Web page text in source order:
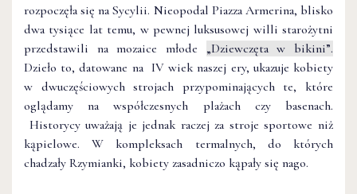
rozpoczęła się na Sycylii. Nieopodal Piazza Armerina, blisko
dwa tysiące lat temu, w pewnej luksusowej willi starożytni
przedstawili na mozaice młode „Dziewczęta w bikini”.
Dzieło to, datowane na IV wiek naszej ery, ukazuje kobiety
w dwuczęściowych strojach przypominających te, które
oglądamy na współczesnych plażach czy basenach.
Historycy uważają je jednak raczej za stroje sportowe niż
kąpielowe. W kompleksach termalnych, do których
chadzały Rzymianki, kobiety zasadniczo kąpały się nago.